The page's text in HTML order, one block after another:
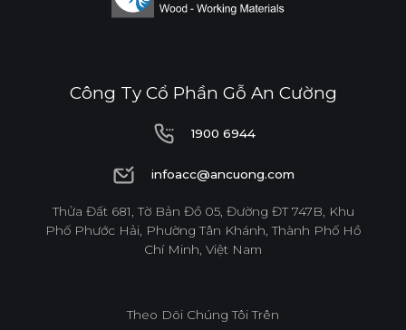
Công Ty Cổ Phần Gỗ An Cường
1900 6944
1900 6944
infoacc@ancuong.com
infoacc@ancuong.com
Thửa Đất 681, Tờ Bản Đồ 05, Đường ĐT 747B, Khu
Phố Phước Hải, Phường Tân Khánh, Thành Phố Hồ
Chí Minh, Việt Nam
Theo Dõi Chúng Tôi Trên